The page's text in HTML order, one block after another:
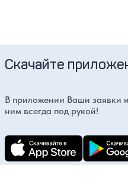
Скачайте
В приложении Ваши заявки
ним всегда под рукой!